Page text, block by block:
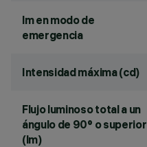
lm en modo de
emergencia
Intensidad máxima (cd)
Flujo luminoso total a un
ángulo de 90° o superior
(lm)